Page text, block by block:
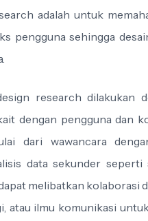
adalah untuk
pengguna sehingga
research dilakukan
dengan pengguna dan
dari wawancara
data sekunder
melibatkan kolaborasi
atau ilmu komunikasi